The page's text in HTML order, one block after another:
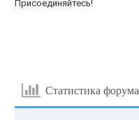
Присоединяйтесь!
Статистика форума